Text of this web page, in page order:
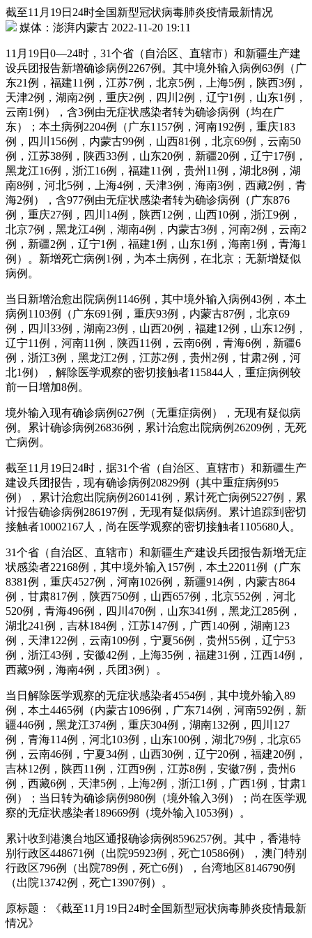
截至11月19日24时全国新型冠状病毒肺炎疫情最新情况
媒体：澎湃内蒙古 2022-11-20 19:11
11月19日0—24时，31个省（自治区、直辖市）和新疆生产建
设兵团报告新增确诊病例2267例。其中境外输入病例63例（广
东21例，福建11例，江苏7例，北京5例，上海5例，陕西3例，
天津2例，湖南2例，重庆2例，四川2例，辽宁1例，山东1例，
云南1例），含3例由无症状感染者转为确诊病例（均在广
东）；本土病例2204例（广东1157例，河南192例，重庆183
例，四川156例，内蒙古99例，山西81例，北京69例，云南50
例，江苏38例，陕西33例，山东20例，新疆20例，辽宁17例，
黑龙江16例，浙江16例，福建11例，贵州11例，湖北8例，湖
南8例，河北5例，上海4例，天津3例，海南3例，西藏2例，青
海2例），含977例由无症状感染者转为确诊病例（广东876
例，重庆27例，四川14例，陕西12例，山西10例，浙江9例，
北京7例，黑龙江4例，湖南4例，内蒙古3例，河南2例，云南2
例，新疆2例，辽宁1例，福建1例，山东1例，海南1例，青海1
例）。新增死亡病例1例，为本土病例，在北京；无新增疑似
病例。
当日新增治愈出院病例1146例，其中境外输入病例43例，本土
病例1103例（广东691例，重庆93例，内蒙古87例，北京69
例，四川33例，湖南23例，山西20例，福建12例，山东12例，
辽宁11例，河南11例，陕西11例，云南6例，青海6例，新疆6
例，浙江3例，黑龙江2例，江苏2例，贵州2例，甘肃2例，河
北1例），解除医学观察的密切接触者115844人，重症病例较
前一日增加8例。
境外输入现有确诊病例627例（无重症病例），无现有疑似病
例。累计确诊病例26836例，累计治愈出院病例26209例，无死
亡病例。
截至11月19日24时，据31个省（自治区、直辖市）和新疆生产
建设兵团报告，现有确诊病例20829例（其中重症病例95
例），累计治愈出院病例260141例，累计死亡病例5227例，累
计报告确诊病例286197例，无现有疑似病例。累计追踪到密切
接触者10002167人，尚在医学观察的密切接触者1105680人。
31个省（自治区、直辖市）和新疆生产建设兵团报告新增无症
状感染者22168例，其中境外输入157例，本土22011例（广东
8381例，重庆4527例，河南1026例，新疆914例，内蒙古864
例，甘肃817例，陕西750例，山西657例，北京552例，河北
520例，青海496例，四川470例，山东341例，黑龙江285例，
湖北241例，吉林184例，江苏147例，广西140例，湖南123
例，天津122例，云南109例，宁夏56例，贵州55例，辽宁53
例，浙江43例，安徽42例，上海35例，福建31例，江西14例，
西藏9例，海南4例，兵团3例）。
当日解除医学观察的无症状感染者4554例，其中境外输入89
例，本土4465例（内蒙古1096例，广东714例，河南592例，新
疆446例，黑龙江374例，重庆304例，湖南132例，四川127
例，青海114例，河北103例，山东100例，湖北79例，北京65
例，云南46例，宁夏34例，山西30例，辽宁20例，福建20例，
吉林12例，陕西11例，江西9例，江苏8例，安徽7例，贵州6
例，西藏6例，天津5例，上海2例，浙江1例，广西1例，甘肃1
例）；当日转为确诊病例980例（境外输入3例）；尚在医学观
察的无症状感染者189669例（境外输入1053例）。
累计收到港澳台地区通报确诊病例8596257例。其中，香港特
别行政区448671例（出院95923例，死亡10586例），澳门特别
行政区796例（出院789例，死亡6例），台湾地区8146790例
（出院13742例，死亡13907例）。
原标题：《截至11月19日24时全国新型冠状病毒肺炎疫情最新
情况》